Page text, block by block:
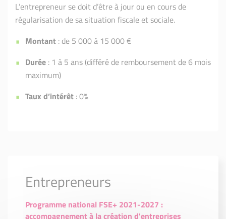
L’entrepreneur se doit d’être à jour ou en cours de
régularisation de sa situation fiscale et sociale.
Montant : de 5 000 à 15 000 €
Durée : 1 à 5 ans (différé de remboursement de 6 mois
maximum)
Taux d’intérêt : 0%
Entrepreneurs
Programme national FSE+ 2021-2027 :
accompagnement à la création d'entreprises